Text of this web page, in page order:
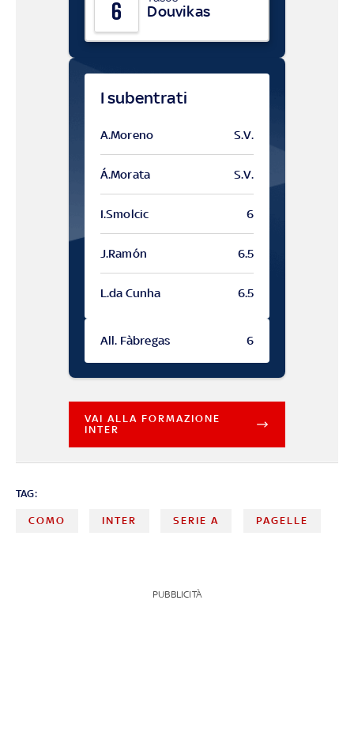
6 Douvikas
I subentrati
A.Moreno S.V.
Á.Morata S.V.
I.Smolcic 6
J.Ramón 6.5
L.da Cunha 6.5
All. Fàbregas 6
VAI ALLA FORMAZIONE
INTER
TAG:
COMO INTER SERIE A PAGELLE
PUBBLICITÀ